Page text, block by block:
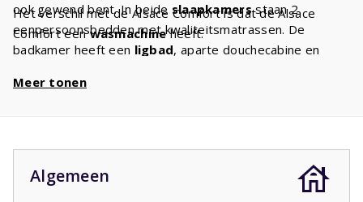
ook gewend bent. In beide slaapkamersstaan 2
eenpersoonsbedden met kwaliteitsmatrassen. De
badkamer heeft een ligbad, aparte douchecabine en
tuinmet voldoende tuinmeubilair en
Het verschil met de Alsace Comfort is dat de Alsace
Comfort eenwasmachineheeft.
Meer tonen
Algemeen